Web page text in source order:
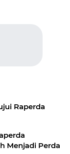
Raperda
Menjadi Perda